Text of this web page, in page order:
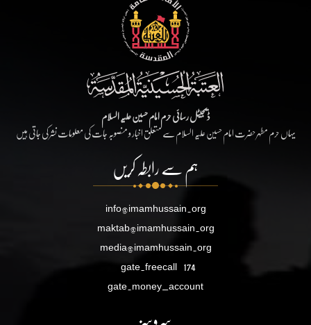
ڈیجیٹل رسائی حرم امام حسین علیہ السلام
یہاں حرم مطہر حضرت امام حسین علیہ السلام سے متعلق اخبار و منصوبہ جات کی معلومات نشر کی جاتی ہیں
ہم سے رابطہ کریں
info@imamhussain.org
maktab@imamhussain.org
media@imamhussain.org
gate.freecall 174
gate.money_account